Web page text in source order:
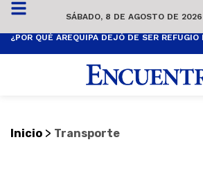
SÁBADO, 8 DE AGOSTO DE 2026
Inicio > Transporte